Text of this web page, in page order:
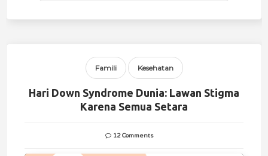
Famili Kesehatan
Hari Down Syndrome Dunia: Lawan Stigma
Karena Semua Setara
12 Comments